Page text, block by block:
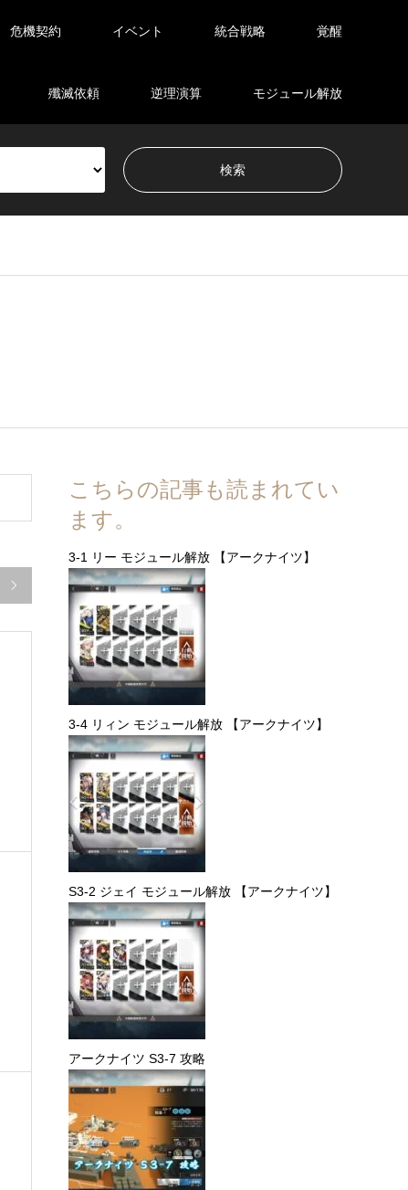
危機契約 イベント 統合戦略 覚醒
殲滅依頼 逆理演算 モジュール解放

こちらの記事も読まれてい
ます。
3-1 リー モジュール解放 【アークナイツ】
3-4 リィン モジュール解放 【アークナイツ】
S3-2 ジェイ モジュール解放 【アークナイツ】
アークナイツ S3-7 攻略